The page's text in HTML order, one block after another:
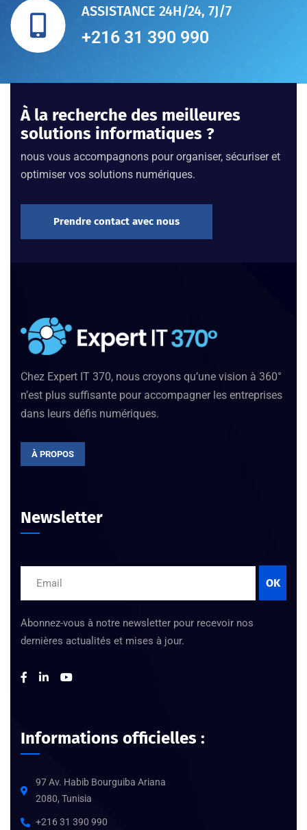
ASSISTANCE 24H/24, 7J/7
+216 31 390 990
À la recherche des meilleures
solutions informatiques ?
nous vous accompagnons pour organiser, sécuriser et
optimiser vos solutions numériques.
Prendre contact avec nous
Chez Expert IT 370, nous croyons qu’une vision à 360°
n’est plus suffisante pour accompagner les entreprises
dans leurs défis numériques.
À PROPOS
Newsletter
OK
Abonnez-vous à notre newsletter pour recevoir nos
dernières actualités et mises à jour.
Informations officielles :
97 Av. Habib Bourguiba Ariana
2080, Tunisia
+216 31 390 990